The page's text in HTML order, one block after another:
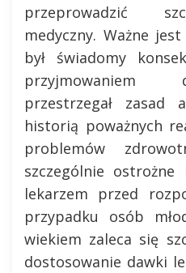
przeprowadzić
medyczny. Ważne
był świadomy
przyjmowaniem
przestrzegał zasad
historią poważnych
problemów
szczególnie
lekarzem przed
przypadku osób
wiekiem zaleca się
dostosowanie dawki